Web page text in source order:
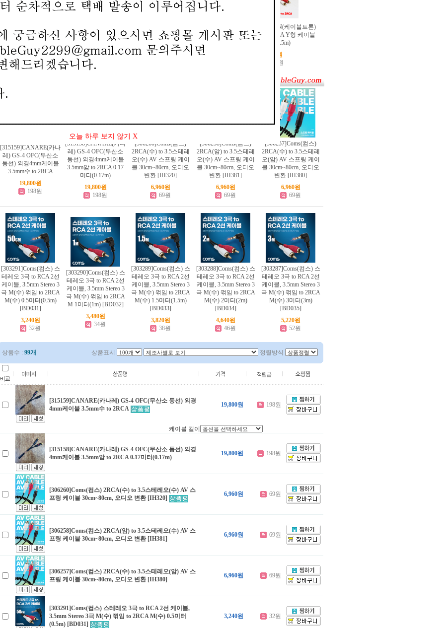
오늘 하루 보지 않기 X
2RCA 케이블(일반형) 10미터(10m) [NMA-
SR1000N]
5,400원
[137255]CableTRON(케이블트론)
3.5스테레오 to 2RCA Y형 케이블
1.5미터(1.5m)
4,400원
44원
[315159]CANARE(카나
레) GS-4 OFC(무산소
동선) 외경4mm케이블
3.5mm수 to 2RCA
19,800원
198원
[315158]CANARE(카나
레) GS-4 OFC(무산소
동선) 외경4mm케이블
3.5mm암 to 2RCA 0.17
미터(0.17m)
19,800원
198원
[306260]Coms(컴스)
2RCA(수) to 3.5스테레
오(수) AV 스프링 케이
블 30cm~80cm, 오디오
변환 [IH320]
6,960원
69원
[306258]Coms(컴스)
2RCA(암) to 3.5스테레
오(수) AV 스프링 케이
블 30cm~80cm, 오디오
변환 [IH381]
6,960원
69원
[306257]Coms(컴스)
2RCA(수) to 3.5스테레
오(암) AV 스프링 케이
블 30cm~80cm, 오디오
변환 [IH380]
6,960원
69원
[303291]Coms(컴스) 스
테레오 3극 to RCA 2선
케이블, 3.5mm Stereo 3
극 M(수) 꺾임 to 2RCA
M(수) 0.5미터(0.5m)
[BD031]
3,240원
32원
[303290]Coms(컴스) 스
테레오 3극 to RCA 2선
케이블, 3.5mm Stereo 3
극 M(수) 꺾임 to 2RCA
M 1미터(1m) [BD032]
3,480원
34원
[303289]Coms(컴스) 스
테레오 3극 to RCA 2선
케이블, 3.5mm Stereo 3
극 M(수) 꺾임 to 2RCA
M(수) 1.5미터(1.5m)
[BD033]
3,820원
38원
[303288]Coms(컴스) 스
테레오 3극 to RCA 2선
케이블, 3.5mm Stereo 3
극 M(수) 꺾임 to 2RCA
M(수) 2미터(2m)
[BD034]
4,640원
46원
[303287]Coms(컴스) 스
테레오 3극 to RCA 2선
케이블, 3.5mm Stereo 3
극 M(수) 꺾임 to 2RCA
M(수) 3미터(3m)
[BD035]
5,220원
52원
상품수 : 99개 상품표시 정렬방식
[315159]CANARE(카나레) GS-4 OFC(무산소 동선) 외경
4mm케이블 3.5mm수 to 2RCA
19,800원 198원
케이블 길이
[315158]CANARE(카나레) GS-4 OFC(무산소 동선) 외경
4mm케이블 3.5mm암 to 2RCA 0.17미터(0.17m)
19,800원 198원
[306260]Coms(컴스) 2RCA(수) to 3.5스테레오(수) AV 스
프링 케이블 30cm~80cm, 오디오 변환 [IH320]
6,960원 69원
[306258]Coms(컴스) 2RCA(암) to 3.5스테레오(수) AV 스
프링 케이블 30cm~80cm, 오디오 변환 [IH381]
6,960원 69원
[306257]Coms(컴스) 2RCA(수) to 3.5스테레오(암) AV 스
프링 케이블 30cm~80cm, 오디오 변환 [IH380]
6,960원 69원
[303291]Coms(컴스) 스테레오 3극 to RCA 2선 케이블,
3.5mm Stereo 3극 M(수) 꺾임 to 2RCA M(수) 0.5미터
(0.5m) [BD031]
3,240원 32원